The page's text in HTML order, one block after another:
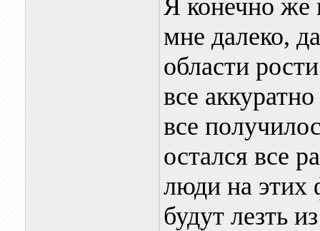
Я конечно же
мне далеко,
области
все
все
остался все
люди на этих
будут лезть